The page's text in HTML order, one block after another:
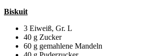
Biskuit
3 Eiweiß, Gr. L
40 g Zucker
60 g gemahlene Mandeln